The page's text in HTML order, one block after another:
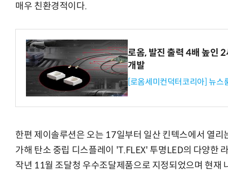
매우 친환경적이다.
로옴, 발진 출력 4배 높인
개발
[로옴세미컨덕터코리아] 뉴스
한편 제이솔루션은 오는 17일부터 일산 킨텍스에서 열
가해 탄소 중립 디스플레이 'T.FLEX' 투명LED의 다양한
작년 11월 조달청 우수조달제품으로 지정되었으며 현재